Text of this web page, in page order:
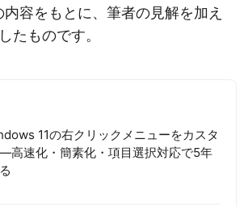
内容をもとに、筆者の見解を加え
たものです。
11の右クリックメニューをカスタ
高速化・簡素化・項目選択対応で5年